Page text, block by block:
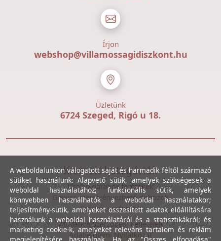
Írjon
webshop@villamossagidiszkont.hu
Üzletünk
6724 Szeged, Rigó u 18.
Kiemelt kategóriák
Utolsó darabos termékek
Gewiss szerelvényezhető dobozok
Csövek, csatornák
Általános Szerződési Feltételek
Adatvédelmi Nyilatkozat
A weboldalunkon válogatott saját és harmadik féltől származó
sütiket használunk: Alapvető sütik, amelyek szükségesek a
weboldal használatához; funkcionális sütik, amelyek
könnyebben használhatók a weboldal használatakor;
teljesítmény-sütik, amelyeket összesített adatok előállítására
használunk a weboldal használatáról és a statisztikákról; és
marketing cookie-k, amelyeket releváns tartalom és reklám